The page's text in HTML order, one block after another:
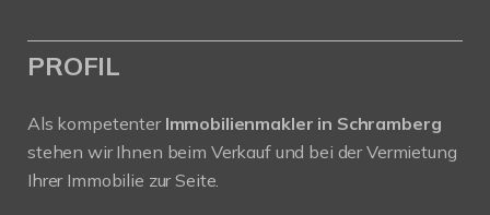
PROFIL
Als kompetenter Immobilienmakler in Schramberg
stehen wir Ihnen beim Verkauf und bei der Vermietung
Ihrer Immobilie zur Seite.